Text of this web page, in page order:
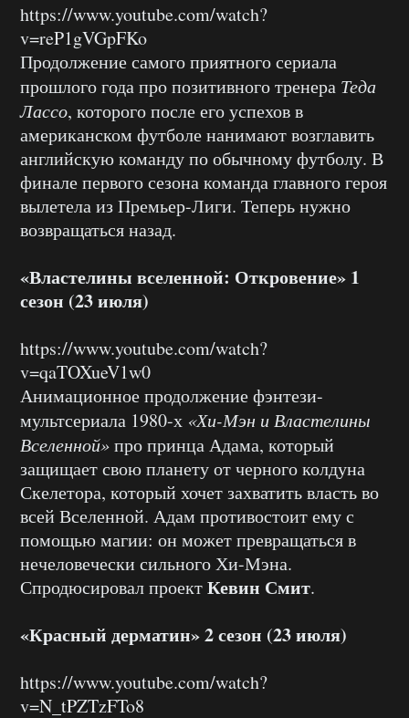
https://www.youtube.com/watch?
v=reP1gVGpFKo
Продолжение самого приятного сериала
прошлого года про позитивного тренера Теда
Лассо, которого после его успехов в
американском футболе нанимают возглавить
английскую команду по обычному футболу. В
финале первого сезона команда главного героя
вылетела из Премьер-Лиги. Теперь нужно
возвращаться назад.
«Властелины вселенной: Откровение» 1
сезон (23 июля)
https://www.youtube.com/watch?
v=qaTOXueV1w0
Анимационное продолжение фэнтези-
мультсериала 1980-х «Хи-Мэн и Властелины
Вселенной»про принца Адама, который
защищает свою планету от черного колдуна
Скелетора, который хочет захватить власть во
всей Вселенной. Адам противостоит ему с
помощью магии: он может превращаться в
нечеловечески сильного Хи-Мэна.
Спродюсировал проектКевин Смит.
«Красный дерматин» 2 сезон (23 июля)
https://www.youtube.com/watch?
v=N_tPZTzFTo8